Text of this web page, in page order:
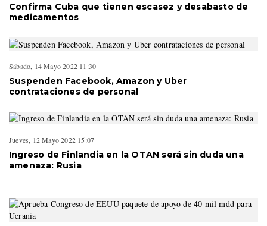
Confirma Cuba que tienen escasez y desabasto de
medicamentos
Sábado, 14 Mayo 2022 11:30
Suspenden Facebook, Amazon y Uber
contrataciones de personal
Jueves, 12 Mayo 2022 15:07
Ingreso de Finlandia en la OTAN será sin duda una
amenaza: Rusia